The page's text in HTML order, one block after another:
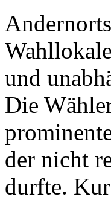
und
Die
der nicht
durfte.